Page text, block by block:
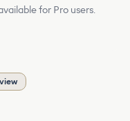
for Pro users.